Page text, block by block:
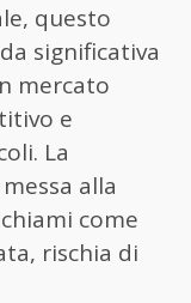
questo
significativa
mercato
e
La
alla
come
rischia di